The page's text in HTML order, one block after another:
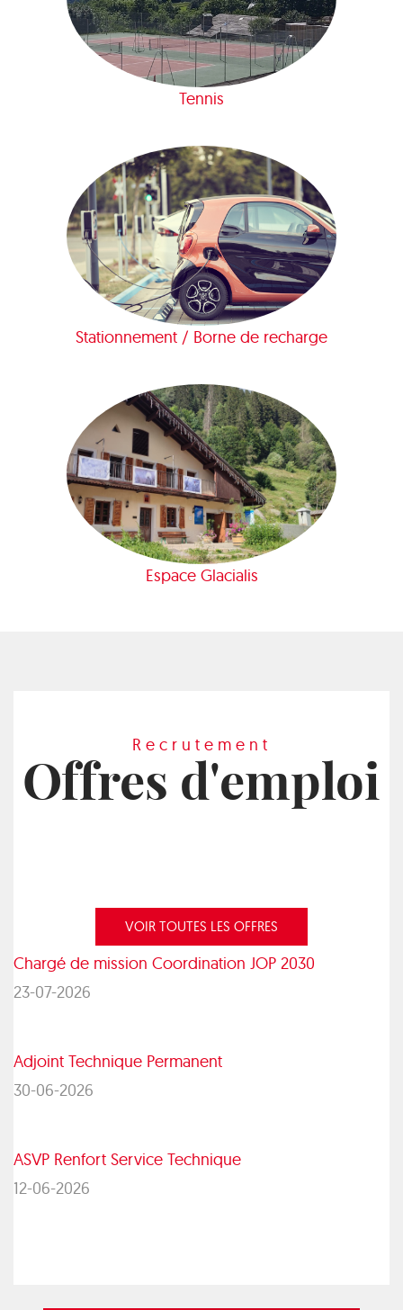
Tennis
Stationnement / Borne de recharge
Espace Glacialis
Recrutement
Offres d'emploi
VOIR TOUTES LES OFFRES
Chargé de mission Coordination JOP 2030
23-07-2026
Adjoint Technique Permanent
30-06-2026
ASVP Renfort Service Technique
12-06-2026